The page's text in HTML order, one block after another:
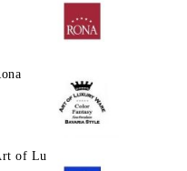
of Luxury Ware